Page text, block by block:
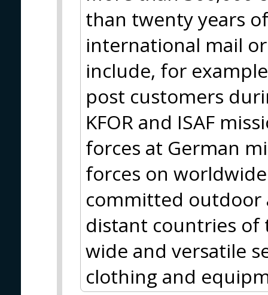
than twenty years
international mail
include, for
post customers
KFOR and ISAF
forces at German
forces on
committed outdoor
distant countries of
wide and versatile
clothing and